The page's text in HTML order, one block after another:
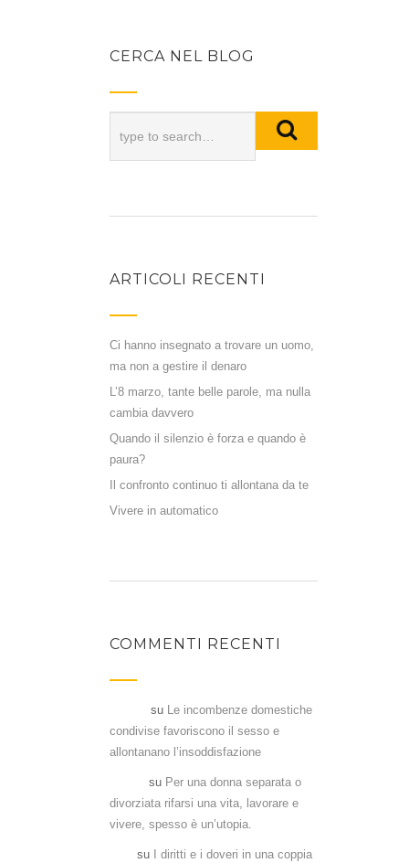
CERCA NEL BLOG
ARTICOLI RECENTI
Ci hanno insegnato a trovare un uomo,
ma non a gestire il denaro
L’8 marzo, tante belle parole, ma nulla
cambia davvero
Quando il silenzio è forza e quando è
paura?
Il confronto continuo ti allontana da te
Vivere in automatico
COMMENTI RECENTI
su Le incombenze domestiche
condivise favoriscono il sesso e
allontanano l’insoddisfazione
su Per una donna separata o
divorziata rifarsi una vita, lavorare e
vivere, spesso è un’utopia.
su I diritti e i doveri in una coppia